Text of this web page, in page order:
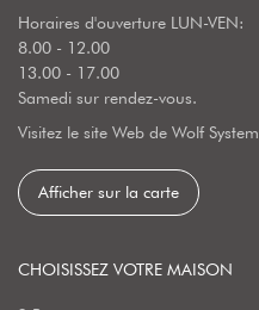
Horaires d'ouverture LUN-VEN:
8.00 - 12.00
13.00 - 17.00
Samedi sur rendez-vous.
Visitez le site Web de Wolf System
Afficher sur la carte
CHOISISSEZ VOTRE MAISON